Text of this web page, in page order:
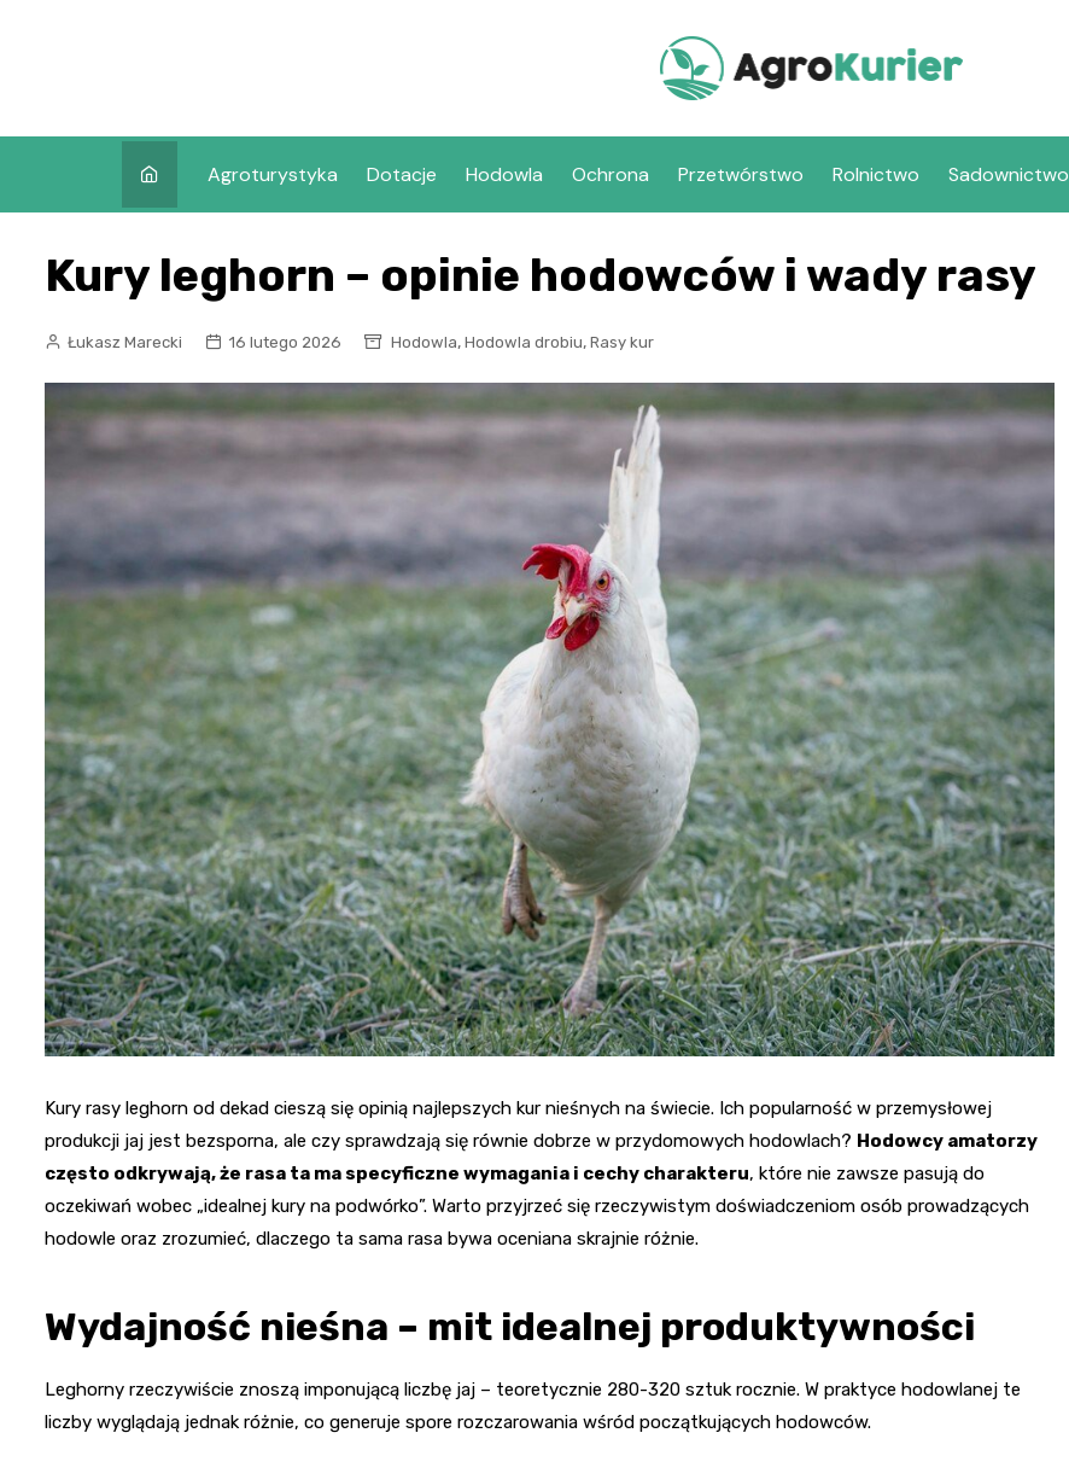
Agroturystyka Dotacje Hodowla Ochrona Przetwórstwo Rolnictwo Sadownictwo
Kury leghorn – opinie hodowców i wady rasy
Łukasz Marecki 16 lutego 2026 Hodowla, Hodowla drobiu, Rasy kur
Kury rasy leghorn od dekad cieszą się opinią najlepszych kur nieśnych na świecie. Ich popularność w przemysłowej
produkcji jaj jest bezsporna, ale czy sprawdzają się równie dobrze w przydomowych hodowlach? Hodowcy amatorzy
często odkrywają, że rasa ta ma specyficzne wymagania i cechy charakteru, które nie zawsze pasują do
oczekiwań wobec „idealnej kury na podwórko”. Warto przyjrzeć się rzeczywistym doświadczeniom osób prowadzących
hodowle oraz zrozumieć, dlaczego ta sama rasa bywa oceniana skrajnie różnie.
Wydajność nieśna – mit idealnej produktywności
Leghorny rzeczywiście znoszą imponującą liczbę jaj – teoretycznie 280-320 sztuk rocznie. W praktyce hodowlanej te
liczby wyglądają jednak różnie, co generuje spore rozczarowania wśród początkujących hodowców.